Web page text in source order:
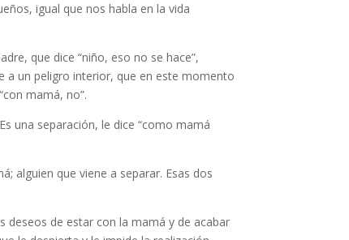
igual que nos habla en la vida
que dice “niño, eso no se hace”,
a un peligro interior, que en este momento
mamá, no”.
una separación, le dice “como mamá
alguien que viene a separar. Esas dos
deseos de estar con la mamá y de acabar